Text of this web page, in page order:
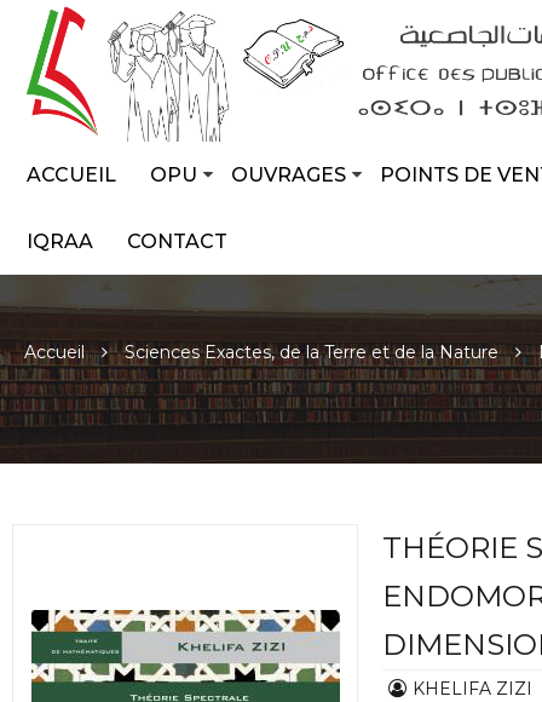
ACCUEIL OPU OUVRAGES POINTS DE
IQRAA CONTACT
Accueil Sciences Exactes, de la Terre et de la Nature
THÉORIE
KHELIFA ZIZI